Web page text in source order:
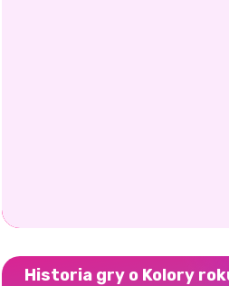
Historia gry o Kolory